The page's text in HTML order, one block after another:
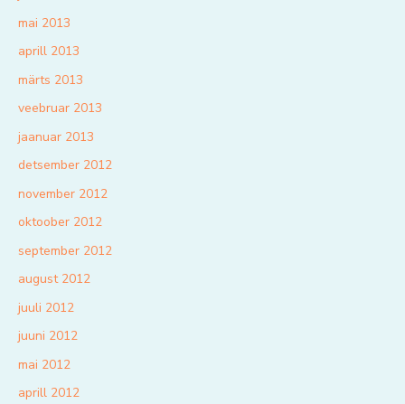
mai 2013
aprill 2013
märts 2013
veebruar 2013
jaanuar 2013
detsember 2012
november 2012
oktoober 2012
september 2012
august 2012
juuli 2012
juuni 2012
mai 2012
aprill 2012